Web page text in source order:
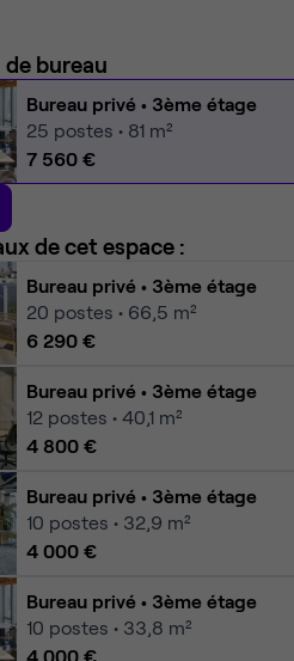
bureau
Bureau privé • 3ème étage
25 postes • 81 m²
7 560 €
de cet espace :
Bureau privé • 3ème étage
20 postes • 66,5 m²
6 290 €
Bureau privé • 3ème étage
12 postes • 40,1 m²
4 800 €
Bureau privé • 3ème étage
10 postes • 32,9 m²
4 000 €
Bureau privé • 3ème étage
10 postes • 33,8 m²
4 000 €